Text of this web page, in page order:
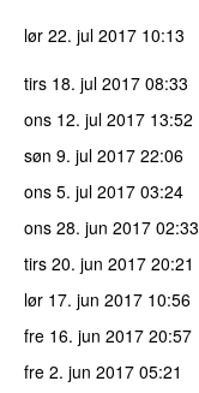
lør 22. jul 2017 10:13
tirs 18. jul 2017 08:33
ons 12. jul 2017 13:52
søn 9. jul 2017 22:06
ons 5. jul 2017 03:24
ons 28. jun 2017 02:33
tirs 20. jun 2017 20:21
lør 17. jun 2017 10:56
fre 16. jun 2017 20:57
fre 2. jun 2017 05:21